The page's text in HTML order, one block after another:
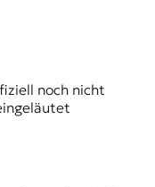
noch nicht